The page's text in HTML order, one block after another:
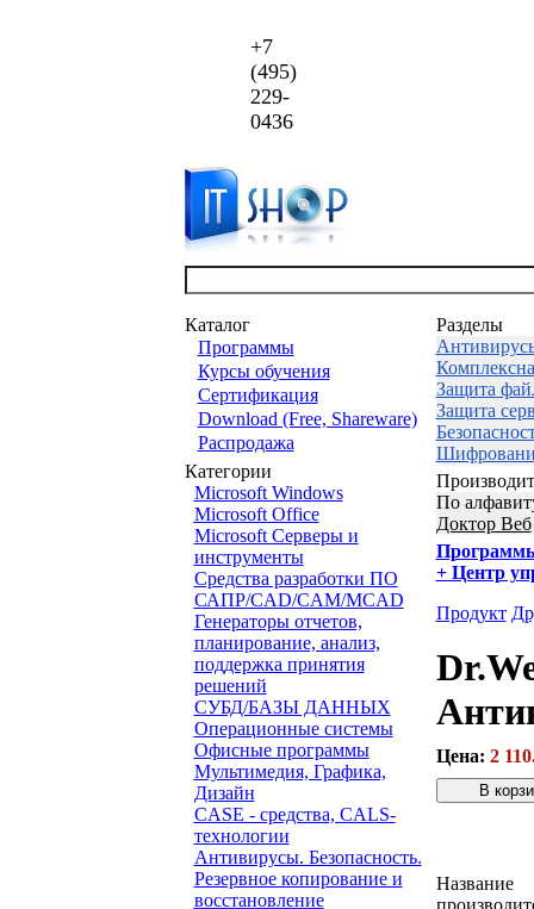
+7
(495)
229-
0436
Каталог
Программы
Курсы обучения
Сертификация
Download (Free, Shareware)
Распродажа
Категории
Microsoft Windows
Microsoft Office
Microsoft Серверы и
инструменты
Средства разработки ПО
САПР/CAD/CAM/MCAD
Генераторы отчетов,
планирование, анализ,
поддержка принятия
решений
СУБД/БАЗЫ ДАННЫХ
Операционные системы
Офисные программы
Мультимедия, Графика,
Дизайн
CASE - средства, CALS-
технологии
Антивирусы. Безопасность.
Резервное копирование и
восстановление
Разделы
Защита
Защита
По
Доктор Веб
+ Центр
Продукт
Цена: 2
Название